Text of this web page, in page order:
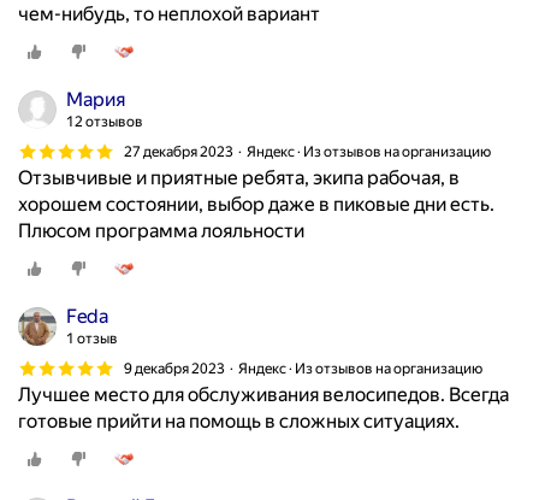
чем-нибудь, то неплохой вариант
Мария
12 отзывов
27 декабря 2023
Яндекс · Из отзывов на организацию
Отзывчивые и приятные ребята, экипа рабочая, в
хорошем состоянии, выбор даже в пиковые дни есть.
Плюсом программа лояльности
Feda
1 отзыв
9 декабря 2023
Яндекс · Из отзывов на организацию
Лучшее место для обслуживания велосипедов. Всегда
готовые прийти на помощь в сложных ситуациях.